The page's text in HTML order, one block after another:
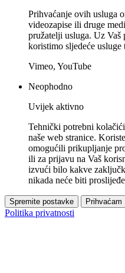
Prihvaćanje ovih usluga
videozapise ili druge
pružatelji usluga. Uz Vaš
koristimo sljedeće usluge
Vimeo, YouTube
Neophodno
Uvijek aktivno
Tehnički potrebni
naše web stranice.
omogućili prikupljanje
ili za prijavu na Vaš
izvući bilo kakve
nikada neće biti
Spremite postavke Prihvaćam
Politika privatnosti